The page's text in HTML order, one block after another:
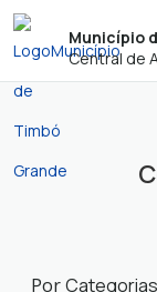
Município
Central de
PorCategorias